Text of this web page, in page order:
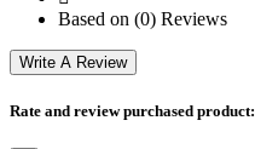
Based on (0) Reviews
Write A Review
Rate and review purchased product: